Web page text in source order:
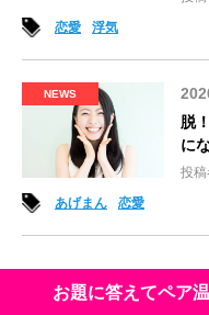
恋愛
浮気
NEWS
脱
に
投
あげまん
恋愛
お題に答えてペア